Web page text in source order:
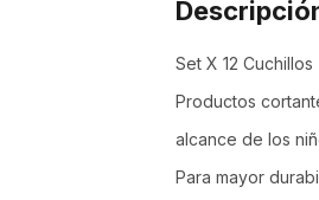
Set X 12
Productos
alcance de los
Para mayor